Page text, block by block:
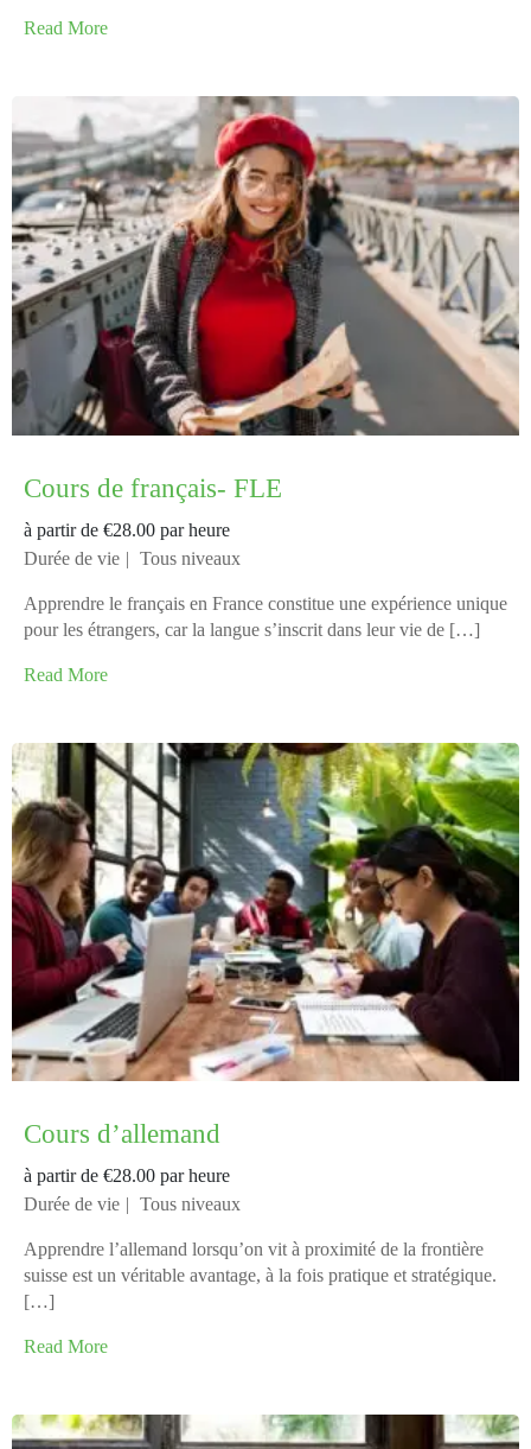
Read More
Cours de français- FLE
à partir de €28.00 par heure
Durée de vie
Tous niveaux
Apprendre le français en France constitue une expérience unique
pour les étrangers, car la langue s’inscrit dans leur vie de […]
Read More
Cours d’allemand
à partir de €28.00 par heure
Durée de vie
Tous niveaux
Apprendre l’allemand lorsqu’on vit à proximité de la frontière
suisse est un véritable avantage, à la fois pratique et stratégique.
[…]
Read More